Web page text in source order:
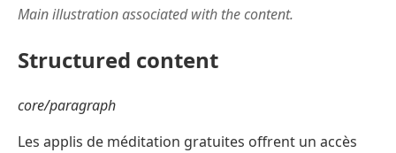
Main illustration associated with the content.
Structured content
core/paragraph
Les applis de méditation gratuites offrent un accès